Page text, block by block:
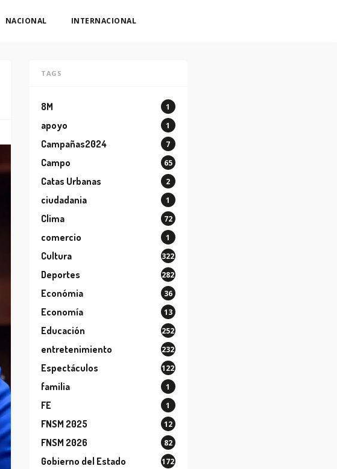
NACIONAL INTERNACIONAL
TAGS
8M 1
apoyo 1
Campañas2024 7
Campo 65
Catas Urbanas 2
ciudadania 1
Clima 72
comercio 1
Cultura 322
Deportes 282
Económia 36
Economía 13
Educación 252
entretenimiento 232
Espectáculos 122
familia 1
FE 1
FNSM 2025 12
FNSM 2026 82
Gobierno del Estado 172